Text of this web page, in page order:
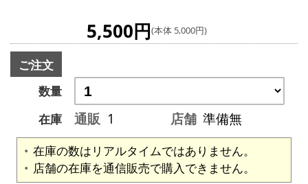
5,500円(本体 5,000円)
ご注文
数量
在庫
通販 1 店舗 準備無
在庫の数はリアルタイムではありません。
店舗の在庫を通信販売で購入できません。